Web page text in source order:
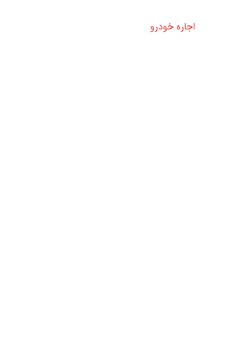
اجاره خودرو